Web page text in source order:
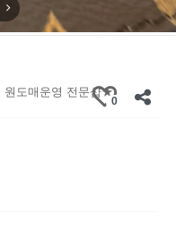
원도매운영 전문샵★
0